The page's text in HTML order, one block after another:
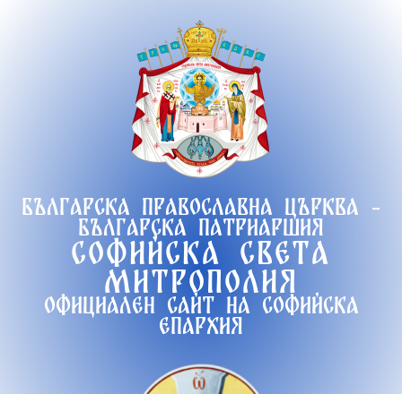
Българска православна църква -
Българска патриаршия
Софийска света
митрополия
Официален сайт на софийска
епархия